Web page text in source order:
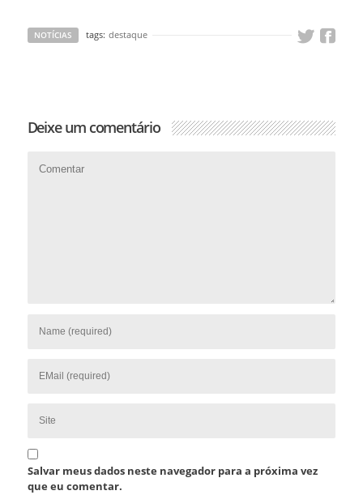
NOTÍCIAS tags: destaque
Deixe um comentário
Salvar meus dados neste navegador para a próxima vez
que eu comentar.